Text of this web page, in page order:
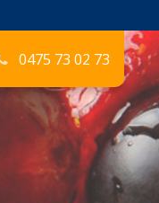
0475 73 02 73